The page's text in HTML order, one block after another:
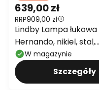
639,00 zł
RRP909,00 zł
Lindby Lampa łukowa
Hernando, nikiel, stal,
wysokość 188 cm
W magazynie
Szczegóły